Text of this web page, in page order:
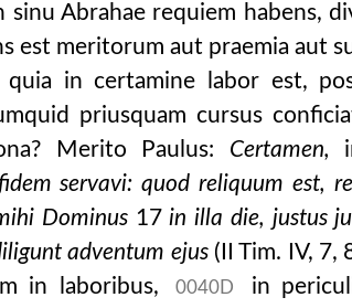
sinu Abrahae requiem habens,
est meritorum aut praemia aut
in certamine labor est,
priusquam cursus
Merito Paulus: Certamen,
servavi: quod reliquum est,
Dominus17in illa die, justus
adventum ejus(II Tim. IV, 7,
in laboribus,
0040D
in